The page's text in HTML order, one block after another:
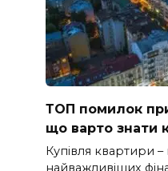
ТОП помилок
що варто знати
Купівля квартири
найважливіших